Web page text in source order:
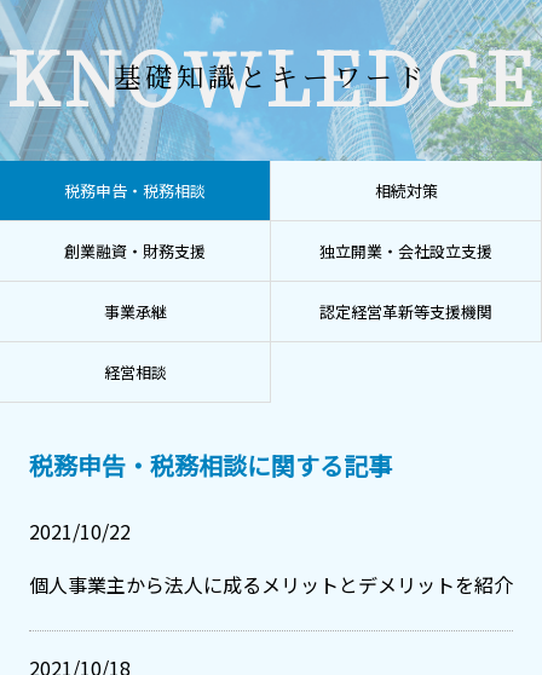
KNOWLEDGE
基礎知識とキーワード
税務申告・税務相談 相続対策
創業融資・財務支援 独立開業・会社設立支援
事業承継 認定経営革新等支援機関
経営相談
税務申告・税務相談に関する記事
2021/10/22
個人事業主から法人に成るメリットとデメリットを紹介
2021/10/18